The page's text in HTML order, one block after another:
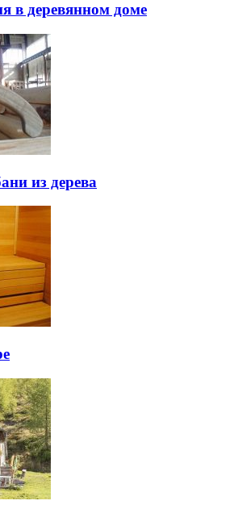
в деревянном доме
из дерева